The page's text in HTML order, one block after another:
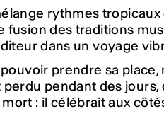
rythmes tropicaux
fusion des traditions
dans un voyage
prendre sa place,
perdu pendant des
: il célébrait aux